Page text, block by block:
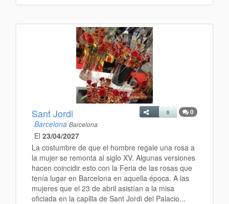
0
0
Sant Jordi
Barcelona Barcelona
El 23/04/2027
La costumbre de que el hombre regale una rosa a
la mujer se remonta al siglo XV. Algunas versiones
hacen coincidir esto con la Feria de las rosas que
tenía lugar en Barcelona en aquella época. A las
mujeres que el 23 de abril asistían a la misa
oficiada en la capilla de Sant Jordi del Palacio...